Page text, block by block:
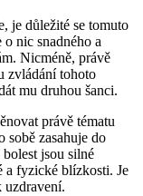
je důležité se tomuto
o nic snadného a
Nicméně, právě
zvládání tohoto
mu druhou šanci.
právě tématu
sobě zasahuje do
jsou silné
a fyzické blízkosti. Je
uzdravení.